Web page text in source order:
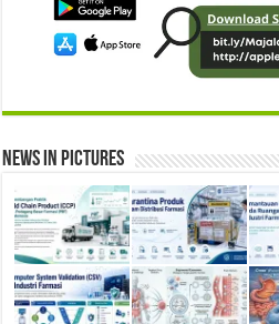
News in Pictures